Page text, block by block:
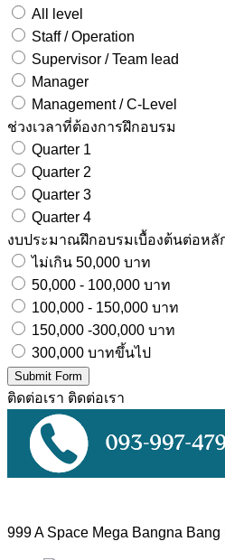
All level
Staff / Operation
Supervisor / Team lead
Manager
Management / C-Level
ช่วงเวลาที่ต้องการฝึกอบรม
Quarter 1
Quarter 2
Quarter 3
Quarter 4
งบประมาณฝึกอบรมเบื้องต้นต่อหลั
ไม่เกิน 50,000 บาท
50,000 - 100,000 บาท
100,000 - 150,000 บาท
150,000 -300,000 บาท
300,000 บาทขึ้นไป
Submit Form
ติดต่อเรา ติดต่อเรา
999 A Space Mega Bangna